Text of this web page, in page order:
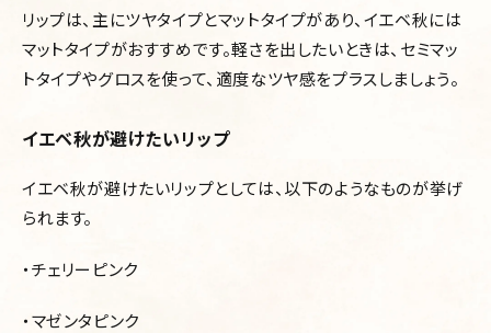
リップは、主にツヤタイプとマットタイプがあり、イエベ秋には
マットタイプがおすすめです。軽さを出したいときは、セミマッ
トタイプやグロスを使って、適度なツヤ感をプラスしましょう。
イエベ秋が避けたいリップ
イエベ秋が避けたいリップとしては、以下のようなものが挙げ
られます。
・チェリーピンク
・マゼンタピンク